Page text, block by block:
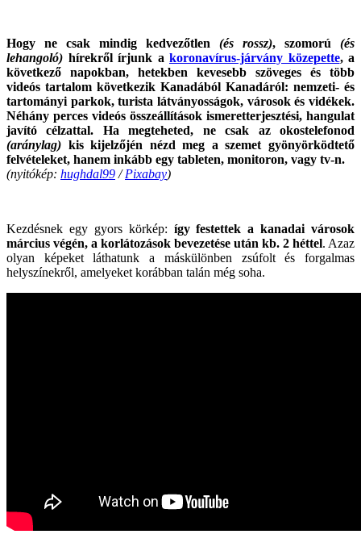
megnyitni
a
Jurassic
Parkot
–
Carlos
Greaves”
Hogy ne csak mindig kedvezőtlen (és rossz), szomorú (és
lehangoló) hírekről írjunk a koronavírus-járvány közepette, a
következő napokban, hetekben kevesebb szöveges és több
videós tartalom következik Kanadából Kanadáról: nemzeti- és
tartományi parkok, turista látványosságok, városok és vidékek.
Néhány perces videós összeállítások ismeretterjesztési, hangulat
javító célzattal. Ha megteheted, ne csak az okostelefonod
(aránylag) kis kijelzőjén nézd meg a szemet gyönyörködtető
felvételeket, hanem inkább egy tableten, monitoron, vagy tv-n.
(nyitókép: hughdal99 /Pixabay)
Kezdésnek egy gyors körkép: így festettek a kanadai városok
március végén, a korlátozások bevezetése után kb. 2 héttel. Azaz
olyan képeket láthatunk a máskülönben zsúfolt és forgalmas
helyszínekről, amelyeket korábban talán még soha.